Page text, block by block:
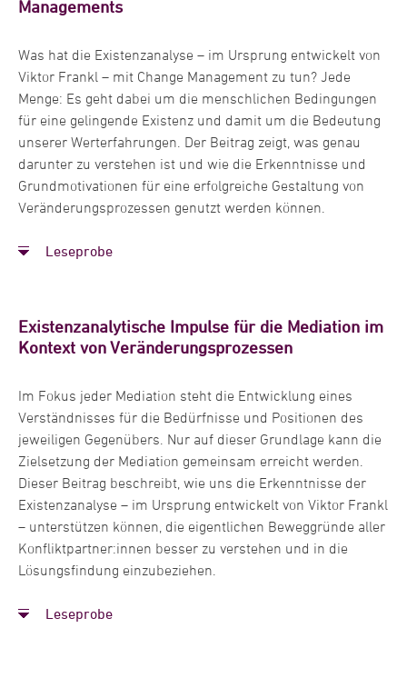
Managements
Was hat die Existenzanalyse – im Ursprung entwickelt von
Viktor Frankl – mit Change Management zu tun? Jede
Menge: Es geht dabei um die menschlichen Bedingungen
für eine gelingende Existenz und damit um die Bedeutung
unserer Werterfahrungen. Der Beitrag zeigt, was genau
darunter zu verstehen ist und wie die Erkenntnisse und
Grundmotivationen für eine erfolgreiche Gestaltung von
Veränderungsprozessen genutzt werden können.
Leseprobe
Existenzanalytische Impulse für die Mediation im
Kontext von Veränderungsprozessen
Im Fokus jeder Mediation steht die Entwicklung eines
Verständnisses für die Bedürfnisse und Positionen des
jeweiligen Gegenübers. Nur auf dieser Grundlage kann die
Zielsetzung der Mediation gemeinsam erreicht werden.
Dieser Beitrag beschreibt, wie uns die Erkenntnisse der
Existenzanalyse – im Ursprung entwickelt von Viktor Frankl
– unterstützen können, die eigentlichen Beweggründe aller
Konfliktpartner:innen besser zu verstehen und in die
Lösungsfindung einzubeziehen.
Leseprobe
Organisationen im Rahmen von Veränderungsprozessen.
berufliche Laufbahn in einem weltweit agierenden Konzern
ein tiefes Verständnis für die Strukturen und Prozesse
meiner Klienten.
Meine große berufliche Leidenschaft gilt der Verbindung
von Wissenschaft und unternehmerischer Praxis. Aus
meiner Sicht sichert nur sie den Erfolg von Organisationen.
Als Professorin für Organisationspsychologie & Change
in Hamburg sowie als Lehrbeauftragte an der Friedrich-
Berufliche Stationen
Seit 2022
Professorin für Organisationspsychologie und Change
Management an der Hochschule Fresenius Hamburg
Freiberufliche Beraterin für Unternehmensentwicklung